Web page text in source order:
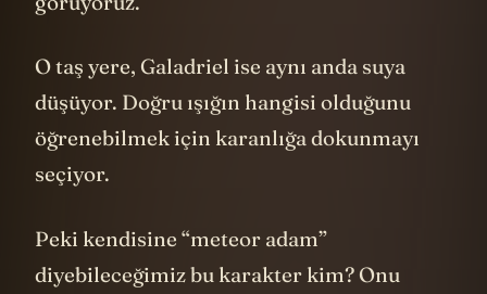
O taş yere, Galadriel ise aynı anda suya
düşüyor. Doğru ışığın hangisi olduğunu
öğrenebilmek için karanlığa dokunmayı
Peki kendisine “meteor adam”